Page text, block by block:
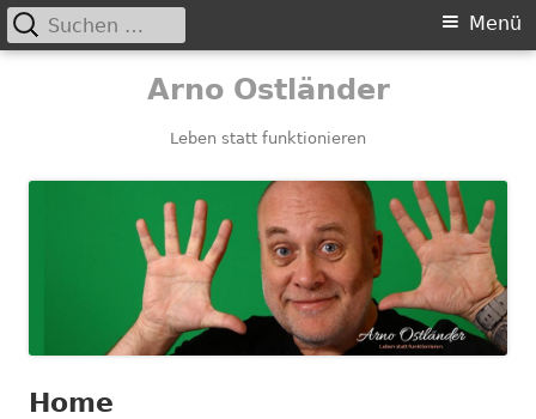
Arno Ostländer
Leben statt funktionieren
Primäres
Menü
Suchen
nach:
Home